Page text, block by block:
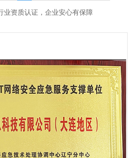
业资质认证，企业安心有保障